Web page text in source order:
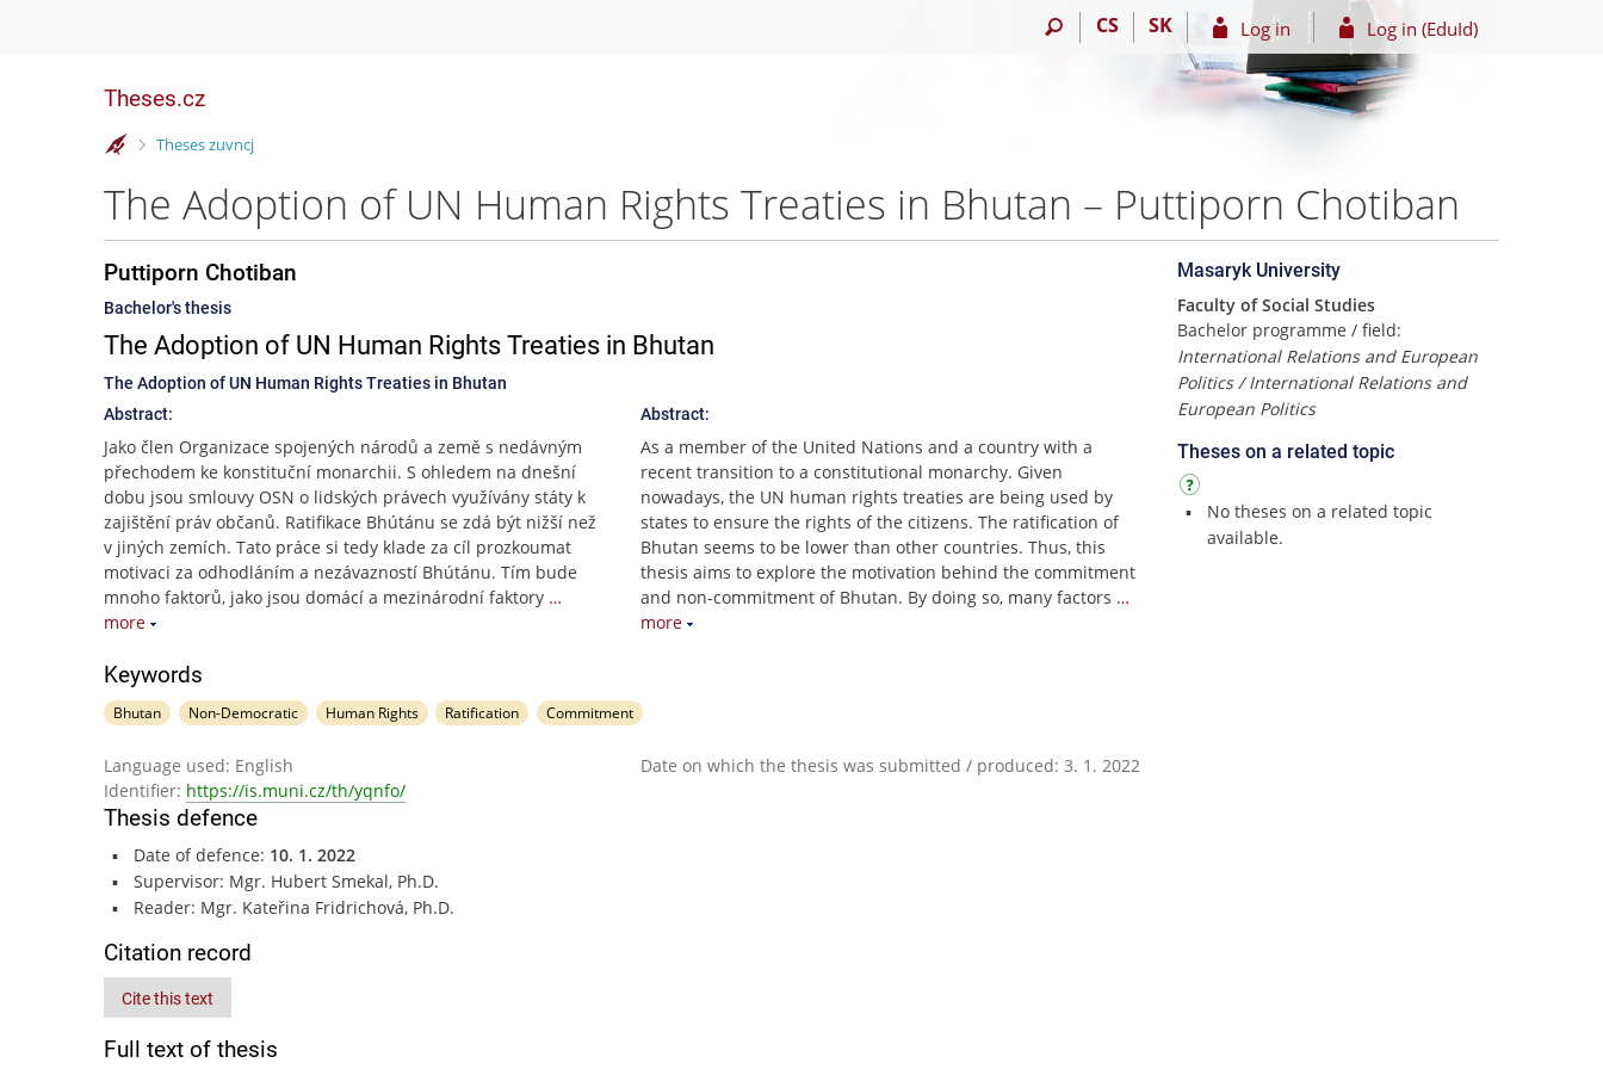
CS SK Log in Log in (EduId)
Theses.cz
>
Theses zuvncj
The Adoption of UN Human Rights Treaties in Bhutan – Puttiporn Chotiban
Puttiporn Chotiban
Bachelor's thesis
The Adoption of UN Human Rights Treaties in Bhutan
The Adoption of UN Human Rights Treaties in Bhutan
Abstract:
Jako člen Organizace spojených národů a země s nedávným
přechodem ke konstituční monarchii. S ohledem na dnešní
dobu jsou smlouvy OSN o lidských právech využívány státy k
zajištění práv občanů. Ratifikace Bhútánu se zdá být nižší než
v jiných zemích. Tato práce si tedy klade za cíl prozkoumat
motivaci za odhodláním a nezávazností Bhútánu. Tím bude
mnoho faktorů, jako jsou domácí a mezinárodní faktory …
more
Abstract:
As a member of the United Nations and a country with a
recent transition to a constitutional monarchy. Given
nowadays, the UN human rights treaties are being used by
states to ensure the rights of the citizens. The ratification of
Bhutan seems to be lower than other countries. Thus, this
thesis aims to explore the motivation behind the commitment
and non-commitment of Bhutan. By doing so, many factors …
more
Keywords
Bhutan Non-Democratic Human Rights Ratification Commitment
Language used: English
Date on which the thesis was submitted / produced: 3. 1. 2022
Identifier: https://is.muni.cz/th/yqnfo/
Thesis defence
Date of defence: 10. 1. 2022
Supervisor: Mgr. Hubert Smekal, Ph.D.
Reader: Mgr. Kateřina Fridrichová, Ph.D.
Citation record
Cite this text
Full text of thesis
Masaryk University
Faculty of Social Studies
Bachelor programme / field:
International Relations and European
Politics / International Relations and
European Politics
Theses on a related topic
No theses on a related topic
available.